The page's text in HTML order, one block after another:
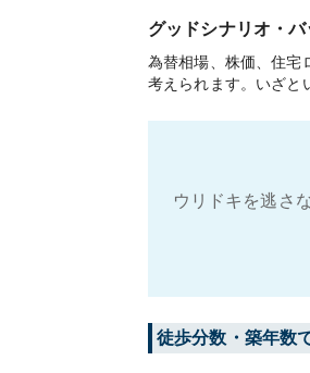
グッドシナリオ・
為替相場、株価、住宅
考えられます。いざと
ウリドキを逃さ
徒歩分数・築年数